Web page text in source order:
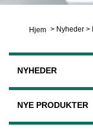
Hjem > Nyheder >
NYHEDER
NYE PRODUKTER